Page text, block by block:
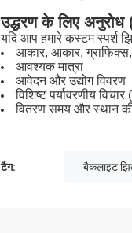
उद्धरण के लिए अनुरोध
यदि आप हमारे कस्टम स्पर्श
आकार, आकार,
आवश्यक मात्रा
आवेदन और उद्योग विवरण
विशिष्ट पर्यावरणीय
वितरण समय और स्थान
टैग: बैकलाइट